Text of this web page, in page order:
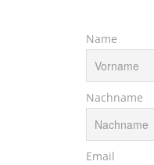
Name
Nachname
Email